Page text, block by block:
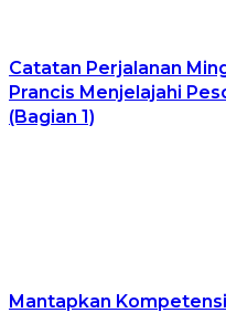
​Catatan Perjalanan
Prancis Menjelajahi
(Bagian 1)
Mantapkan